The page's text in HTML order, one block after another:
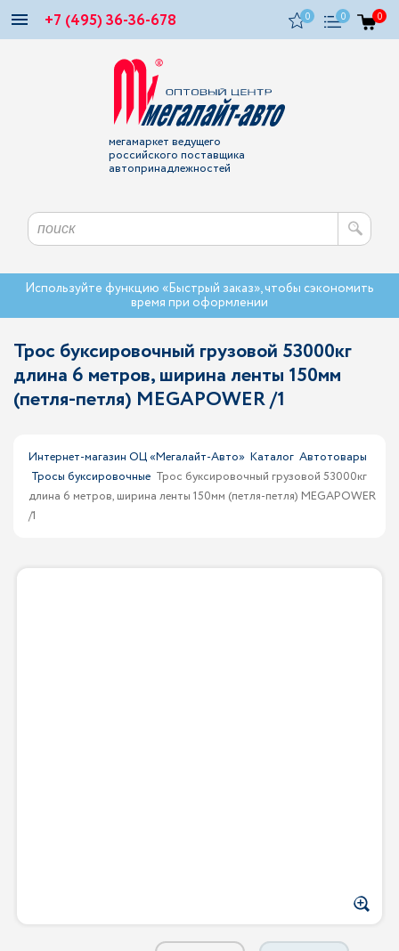
+7 (495) 36-36-678 0 0 0
мегамаркет ведущего
российского поставщика
автопринадлежностей
Используйте функцию «Быстрый заказ», чтобы сэкономить
время при оформлении
Трос буксировочный грузовой 53000кг
длина 6 метров, ширина ленты 150мм
(петля-петля) MEGAPOWER /1
Интернет-магазин ОЦ «Мегалайт-Авто» Каталог Автотовары
Тросы буксировочные Трос буксировочный грузовой 53000кг
длина 6 метров, ширина ленты 150мм (петля-петля) MEGAPOWER
/1